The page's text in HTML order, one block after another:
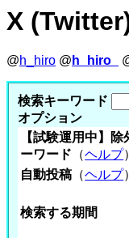
X
@h_hiro @ h_hiro_
検索キーワード
オプション
【試験運用中】除
ーワード （ヘルプ）
自動投稿 （ヘルプ）
検索する期間